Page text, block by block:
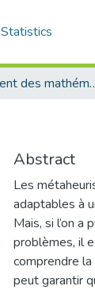
Statistics
Département des
Abstract
Les
adaptables à
Mais, si l’on
problèmes, il
comprendre
peut garantir